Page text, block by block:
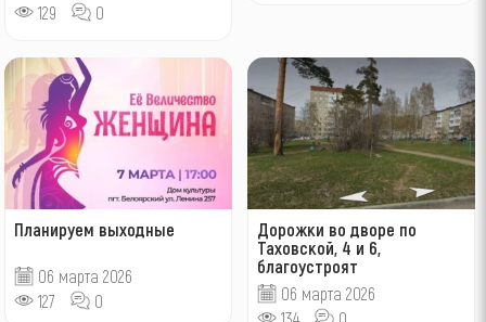
129
0
Планируем выходные
06 марта 2026
127
0
Дорожки во дворе по
Таховской, 4 и 6,
благоустроят
06 марта 2026
134
0